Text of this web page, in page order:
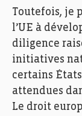
Toutefois, je
l’UE à
diligence
initiatives
certains
attendues
Le droit